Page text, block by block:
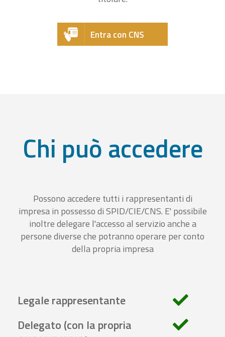
Entra con CNS
Chi può accedere
Possono accedere tutti i rappresentanti di
impresa in possesso di SPID/CIE/CNS. E' possibile
inoltre delegare l'accesso al servizio anche a
persone diverse che potranno operare per conto
della propria impresa
Legale rappresentante
Delegato (con la propria